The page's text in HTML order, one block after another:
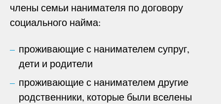
члены семьи нанимателя по договору
социального найма:
проживающие с нанимателем супруг,
дети и родители
проживающие с нанимателем другие
родственники, которые были вселены